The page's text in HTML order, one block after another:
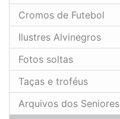
Cromos de Futebol
Ilustres Alvinegros
Fotos soltas
Taças e troféus
Arquivos dos Seniores